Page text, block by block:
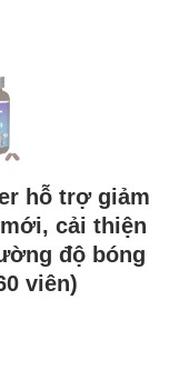
hỗ trợ giảm
cải thiện
độ bóng
viên)